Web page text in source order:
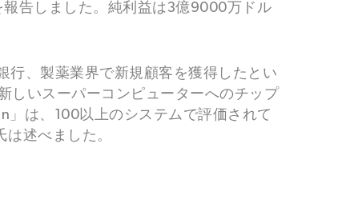
告しました。純利益は3億9000万ドル
行、製薬業界で新規顧客を獲得したとい
しいスーパーコンピューターへのチップ
」は、100以上のシステムで評価されて
述べました。